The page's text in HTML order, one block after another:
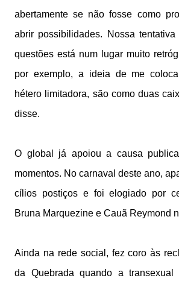
abertamente se não fosse como
abrir possibilidades. Nossa
questões está num lugar muito
por exemplo, a ideia de me
hétero limitadora, são como duas
disse.
O global já apoiou a causa
momentos. No carnaval deste ano,
cílios postiços e foi elogiado por
Bruna Marquezine e Cauã Reymond
Ainda na rede social, fez coro às
da Quebrada quando a transexual